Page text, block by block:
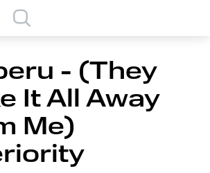
- (They
It All Away
Me)